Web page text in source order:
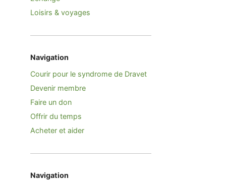
Loisirs & voyages
Navigation
Courir pour le syndrome de Dravet
Devenir membre
Faire un don
Offrir du temps
Acheter et aider
Navigation